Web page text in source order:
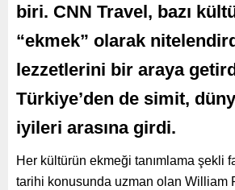
biri. CNN Travel, bazı
“ekmek” olarak
lezzetlerini bir araya
Türkiye’den de simit,
iyileri arasına girdi.
Her kültürün ekmeği tanımlama şekli
tarihi konusunda uzman olan William